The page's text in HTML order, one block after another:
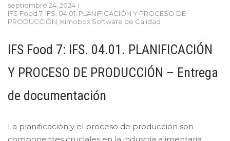
septiembre 24, 2024
IFS Food 7, IFS. 04.01. PLANIFICACIÓN Y PROCESO DE
PRODUCCIÓN Kimobox Software de Calidad
IFS Food 7: IFS. 04.01. PLANIFICACIÓN
Y PROCESO DE PRODUCCIÓN – Entrega
de documentación
La planificación y el proceso de producción son
componentes cruciales en la industria alimentaria,